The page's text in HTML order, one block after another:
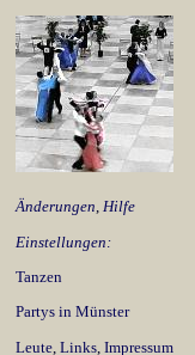
Änderungen, Hilfe
Einstellungen:
Tanzen
Partys in Münster
Leute Links Impressum